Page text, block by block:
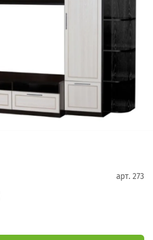
арт. 273